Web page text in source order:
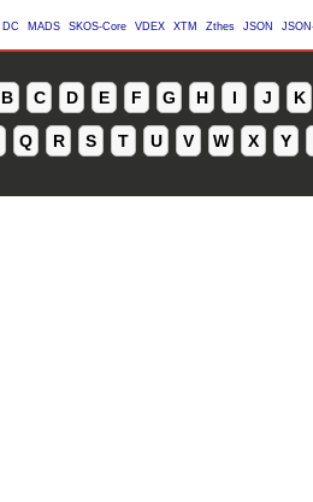
DC MADS SKOS-Core VDEX XTM Zthes JSON
B C D E F G H I J K
Q R S T U V W X Y